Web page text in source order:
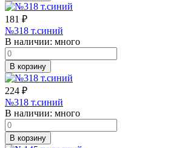
181 ₽
№318 т.синий
В наличии: много
В корзину
224 ₽
№318 т.синий
В наличии: много
В корзину